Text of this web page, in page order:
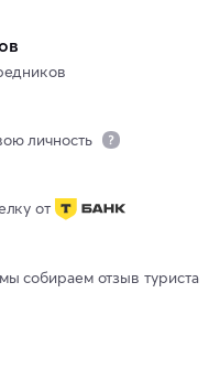
личность
от
собираем отзыв туриста